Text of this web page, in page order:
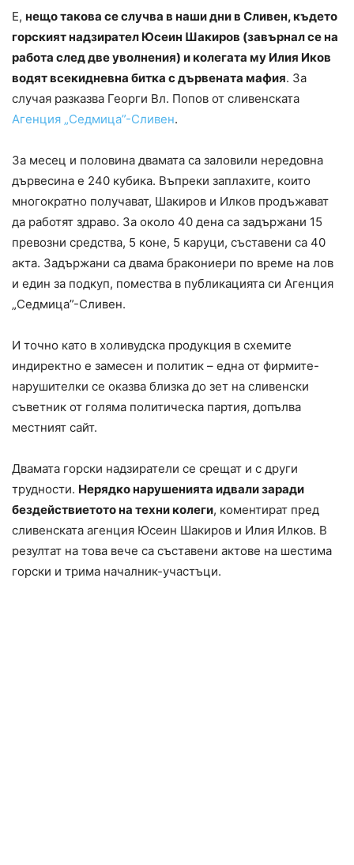
Е, нещо такова се случва в наши дни в Сливен, където
горският надзирател Юсеин Шакиров (завърнал се на
работа след две уволнения) и колегата му Илия Иков
водят всекидневна битка с дървената мафия. За
случая разказва Георги Вл. Попов от сливенската
Агенция „Седмица”-Сливен.
За месец и половина двамата са заловили нередовна
дървесина е 240 кубика. Въпреки заплахите, които
многократно получават, Шакиров и Илков продъжават
да работят здраво. За около 40 дена са задържани 15
превозни средства, 5 коне, 5 каруци, съставени са 40
акта. Задържани са двама бракониери по време на лов
и един за подкуп, помества в публикацията си Агенция
„Седмица”-Сливен.
И точно като в холивудска продукция в схемите
индиректно е замесен и политик – една от фирмите-
нарушителки се оказва близка до зет на сливенски
съветник от голяма политическа партия, допълва
местният сайт.
Двамата горски надзиратели се срещат и с други
трудности. Нерядко нарушенията идвали заради
бездействиетото на техни колеги, коментират пред
сливенската агенция Юсеин Шакиров и Илия Илков. В
резултат на това вече са съставени актове на шестима
горски и трима началник-участъци.